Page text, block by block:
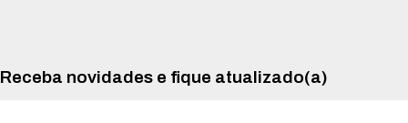
Receba novidades e fique atualizado(a)